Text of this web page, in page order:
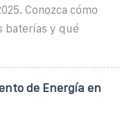
Conozca cómo
baterías y qué
de Energía en